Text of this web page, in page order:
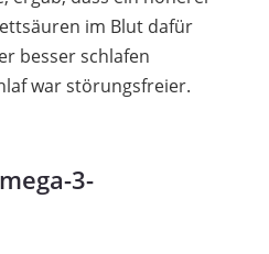
im Blut dafür
besser schlafen
war störungsfreier.
3-